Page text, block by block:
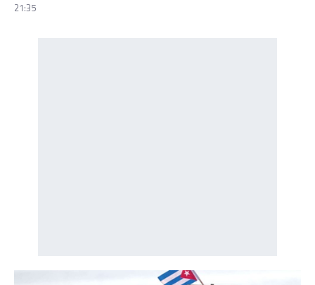
21:35